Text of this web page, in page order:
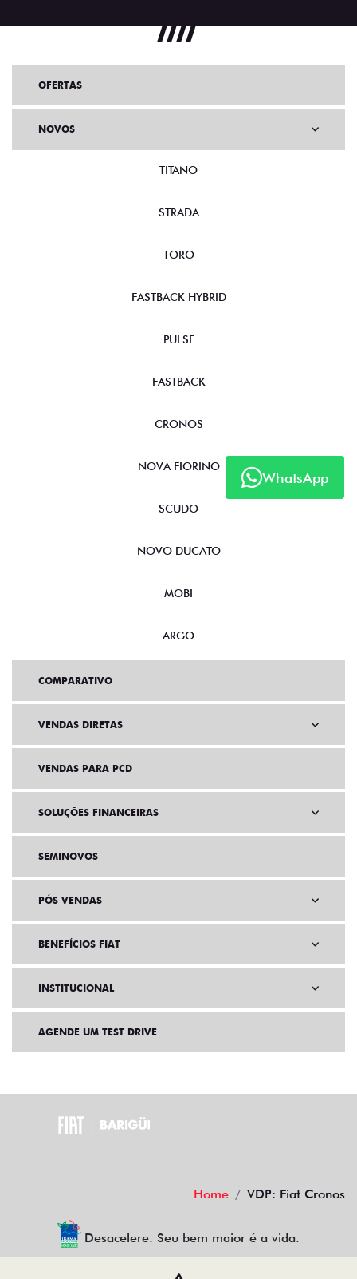
WhatsApp
OFERTAS
NOVOS
TITANO
STRADA
TORO
FASTBACK HYBRID
PULSE
FASTBACK
CRONOS
NOVA FIORINO
SCUDO
NOVO DUCATO
MOBI
ARGO
COMPARATIVO
VENDAS DIRETAS
VENDAS PARA PCD
SOLUÇÕES FINANCEIRAS
SEMINOVOS
PÓS VENDAS
BENEFÍCIOS FIAT
INSTITUCIONAL
AGENDE UM TEST DRIVE
Home VDP: Fiat Cronos
Desacelere. Seu bem maior é a vida.